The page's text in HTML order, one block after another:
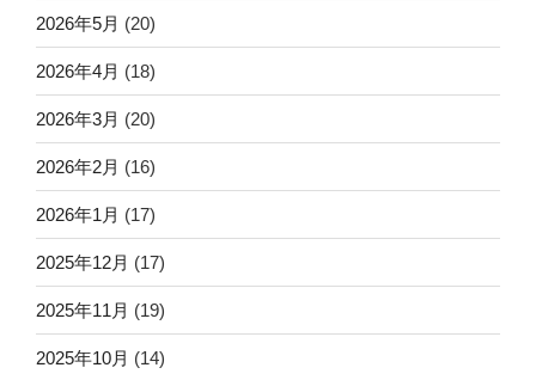
2026年5月 (20)
2026年4月 (18)
2026年3月 (20)
2026年2月 (16)
2026年1月 (17)
2025年12月 (17)
2025年11月 (19)
2025年10月 (14)